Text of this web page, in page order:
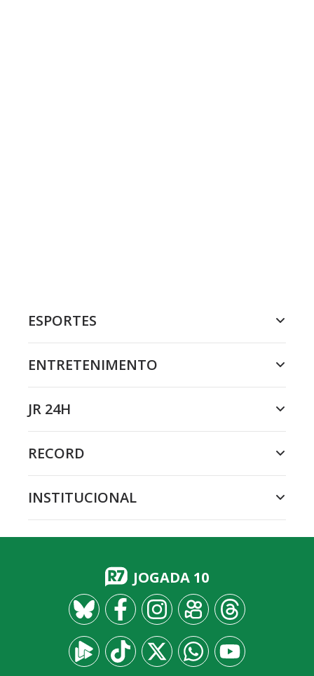
ESPORTES
ENTRETENIMENTO
JR 24H
RECORD
INSTITUCIONAL
JOGADA 10